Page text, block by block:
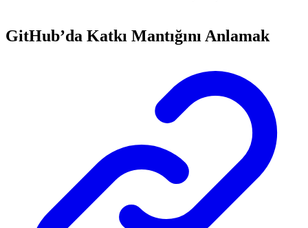
GitHub’da Katkı Mantığını Anlamak